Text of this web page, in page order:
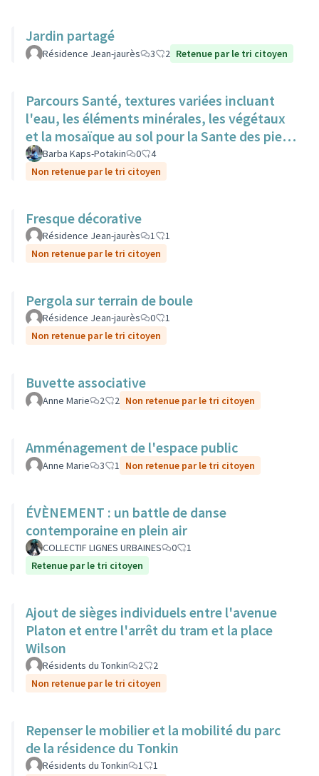
Jardin partagé
Résidence Jean-jaurès 3 2 Retenue par le tri citoyen
Parcours Santé, textures variées incluant
l'eau, les éléments minérales, les végétaux
et la mosaïque au sol pour la Sante des pieds
nus.Barba Kaps-Potakin 0
4
Non retenue par le tri citoyen
Fresque décorative
Résidence Jean-jaurès 1
1
Non retenue par le tri citoyen
Pergola sur terrain de boule
Résidence Jean-jaurès 0
1
Non retenue par le tri citoyen
Buvette associative
Anne Marie 2 2 Non retenue par le tri citoyen
Amménagement de l'espace public
Anne Marie 3 1 Non retenue par le tri citoyen
ÉVÈNEMENT : un battle de danse
contemporaine en plein air
COLLECTIF LIGNES URBAINES 0
1
Retenue par le tri citoyen
Ajout de sièges individuels entre l'avenue
Platon et entre l'arrêt du tram et la place
Wilson
Résidents du Tonkin 2
2
Non retenue par le tri citoyen
Repenser le mobilier et la mobilité du parc
de la résidence du Tonkin
Résidents du Tonkin 1
1